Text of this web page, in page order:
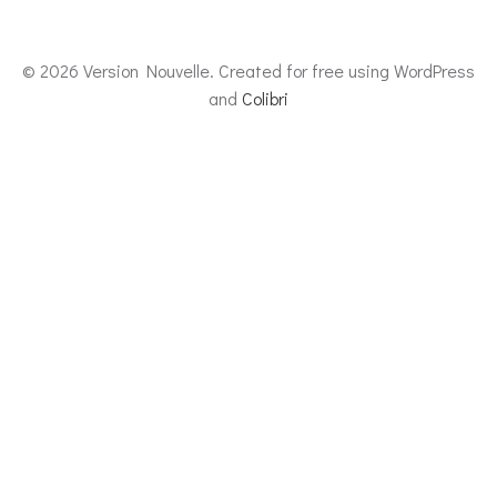
© 2026 Version Nouvelle. Created for free using WordPress
and Colibri